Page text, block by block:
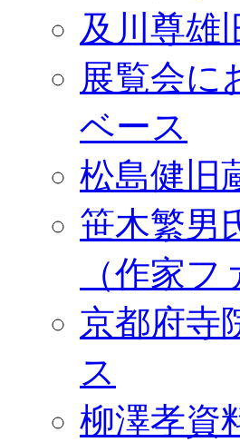
及川尊雄
展覧会に
ベース
松島健旧
笹木繁男
（作家フ
京都府寺
ス
柳澤孝資